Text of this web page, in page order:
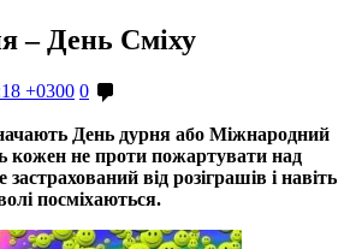
– День Сміху
+0300 0
День дурня або Міжнародний
кожен не проти пожартувати над
від розіграшів і навіть
посміхаються.